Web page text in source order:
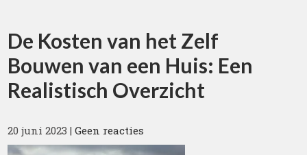
De Kosten van het Zelf
Bouwen van een Huis: Een
Realistisch Overzicht
20 juni 2023 |Geen reacties